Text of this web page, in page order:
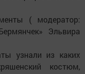
( модератор:
Эльвира
узнали из каких
костюм,